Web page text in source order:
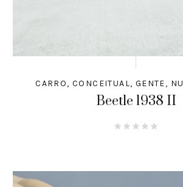
CARRO, CONCEITUAL, GENTE, NU
Beetle 1938 II